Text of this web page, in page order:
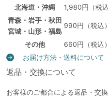
北海道・沖縄
1,980円（税込
青森・岩手・秋田
宮城・山形・福島
990円（税込）
その他
660円（税込）
お届け方法・送料について
返品・交換について
お客様のご都合による返品・交